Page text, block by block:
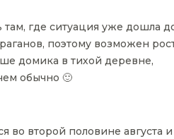
там, где ситуация уже дошла
поэтому возможен
домика в тихой деревне,
обычно 🙂
во второй половине августа и